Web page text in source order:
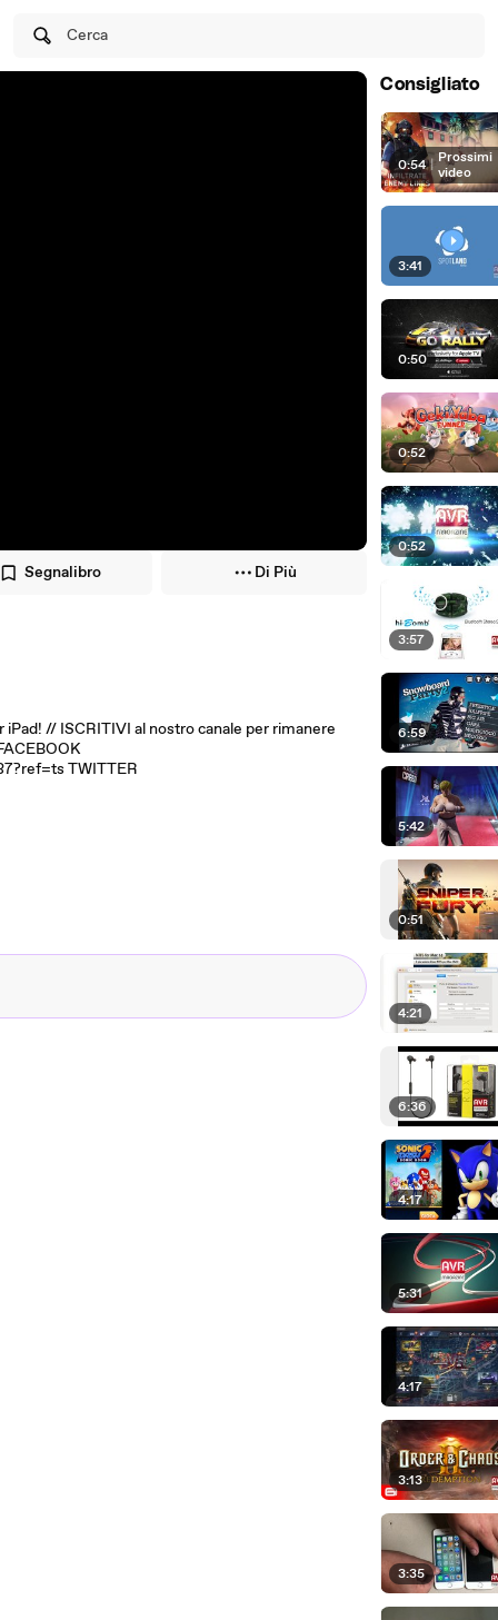
Cerca
Segnalibro Di Più
// ISCRITIVI al nostro canale per rimanere
TWITTER
Consigliato
0:54 | Prossimi
video
3:41
0:50
0:52
0:52
3:57
6:59
5:42
0:51
4:21
6:36
4:17
5:31
4:17
3:13
3:35